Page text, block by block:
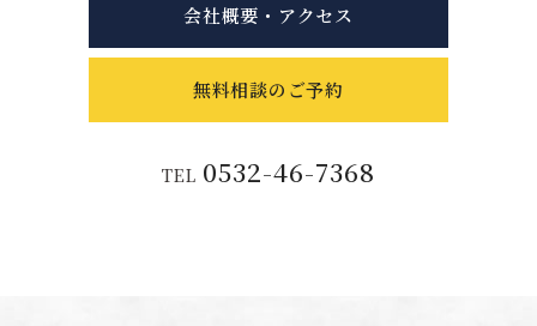
会社概要・アクセス
無料相談のご予約
TEL 0532-46-7368